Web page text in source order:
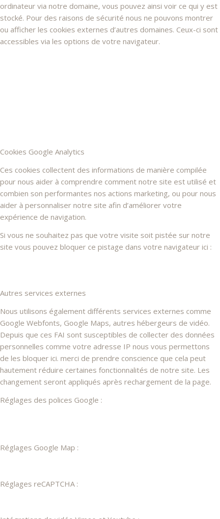
ordinateur via notre domaine, vous pouvez ainsi voir ce qui y est
stocké. Pour des raisons de sécurité nous ne pouvons montrer
ou afficher les cookies externes d’autres domaines. Ceux-ci sont
accessibles via les options de votre navigateur.
Cookies Google Analytics
Ces cookies collectent des informations de manière compilée
pour nous aider à comprendre comment notre site est utilisé et
combien son performantes nos actions marketing, ou pour nous
aider à personnaliser notre site afin d’améliorer votre
expérience de navigation.
Si vous ne souhaitez pas que votre visite soit pistée sur notre
site vous pouvez bloquer ce pistage dans votre navigateur ici :
Autres services externes
Nous utilisons également différents services externes comme
Google Webfonts, Google Maps, autres hébergeurs de vidéo.
Depuis que ces FAI sont susceptibles de collecter des données
personnelles comme votre adresse IP nous vous permettons
de les bloquer ici. merci de prendre conscience que cela peut
hautement réduire certaines fonctionnalités de notre site. Les
changement seront appliqués après rechargement de la page.
Réglages des polices Google :
Réglages Google Map :
Réglages reCAPTCHA :